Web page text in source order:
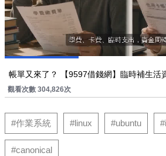
帳單又來了？ 【9597借錢網】臨時補生活
觀看次數 304,826次
#作業系統 #linux #ubuntu
#canonical